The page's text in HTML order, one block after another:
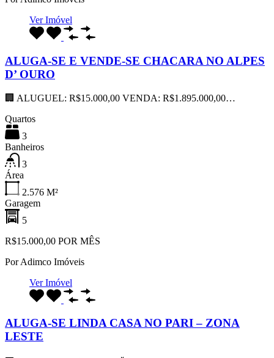
Ver Imóvel
ALUGA-SE E VENDE-SE CHACARA NO ALPES
D’ OURO
🏢 ALUGUEL: R$15.000,00 VENDA: R$1.895.000,00…
Quartos
3
Banheiros
3
Área
2.576 M²
Garagem
5
R$15.000,00 POR MÊS
PorAdimco Imóveis
Ver Imóvel
ALUGA-SE LINDA CASA NO PARI – ZONA
LESTE